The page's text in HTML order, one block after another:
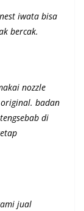
iwata bisa
bercak.
nozzle
badan
di
jual